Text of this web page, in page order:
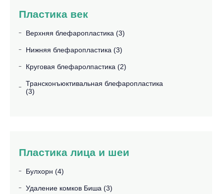
Пластика век
Верхняя блефаропластика (3)
Нижняя блефаропластика (3)
Круговая блефаролпастика (2)
Трансконъюктивальная блефаропластика
(3)
Пластика лица и шеи
Булхорн (4)
Удаление комков Биша (3)